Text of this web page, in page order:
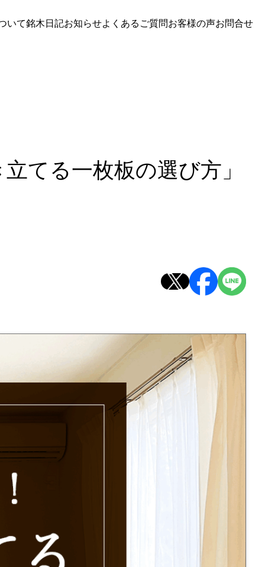
いて銘木日記お知らせよくあるご質問お客様の声お問合せ
てる一枚板の選び方」